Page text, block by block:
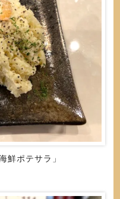
鮮ポテサラ」